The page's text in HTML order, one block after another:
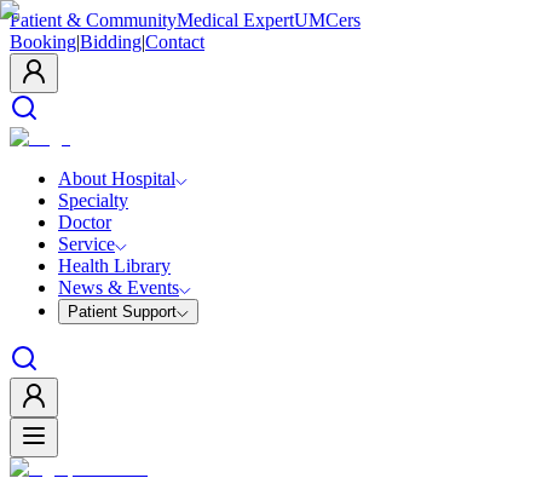
Patient & CommunityMedical ExpertUMCers
Booking|Bidding|Contact
About Hospital
Specialty
Doctor
Service
Health Library
News & Events
Patient Support